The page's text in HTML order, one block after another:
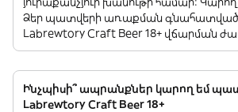
Ձեր պատվերի առաքման
Labrewtory Craft Beer 18+ վճարման
Ինչպիսի՞ ապրանքներ կարող եմ
Labrewtory Craft Beer 18+